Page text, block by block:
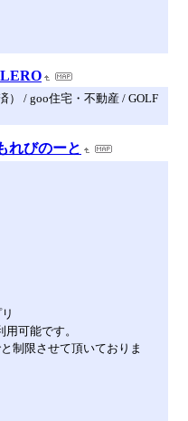
） / goo住宅・不動産 / GOLF
れびのーと
可能です。
制限させて頂いておりま